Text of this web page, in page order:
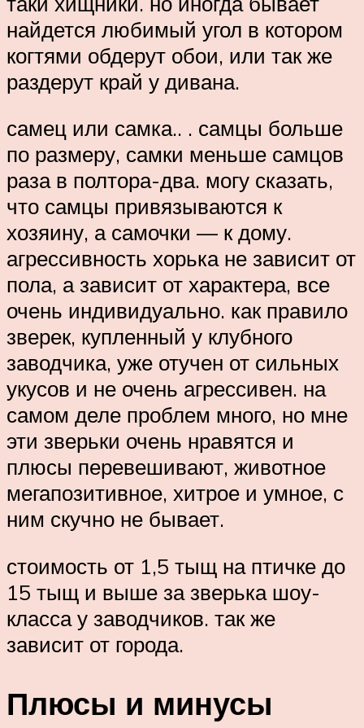
найдется любимый угол в котором
когтями обдерут обои, или так же
раздерут край у дивана.
самец или самка.. . самцы больше
по размеру, самки меньше самцов
раза в полтора-два. могу сказать,
что самцы привязываются к
хозяину, а самочки — к дому.
агрессивность хорька не зависит от
пола, а зависит от характера, все
очень индивидуально. как правило
зверек, купленный у клубного
заводчика, уже отучен от сильных
укусов и не очень агрессивен. на
самом деле проблем много, но мне
эти зверьки очень нравятся и
плюсы перевешивают, животное
мегапозитивное, хитрое и умное, с
ним скучно не бывает.
стоимость от 1,5 тыщ на птичке до
15 тыщ и выше за зверька шоу-
класса у заводчиков. так же
зависит от города.
Плюсы и минусы